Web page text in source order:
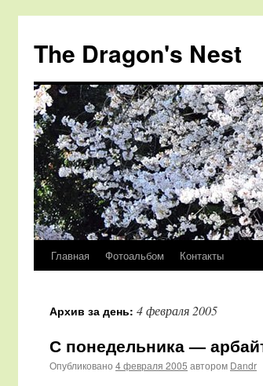
The Dragon's Nest
Перейти
содержимому
Главная Фотоальбом Контакты
Архив за день: 4 февраля 2005
С понедельника —
Опубликовано 4 февраля 2005 автором Dandr